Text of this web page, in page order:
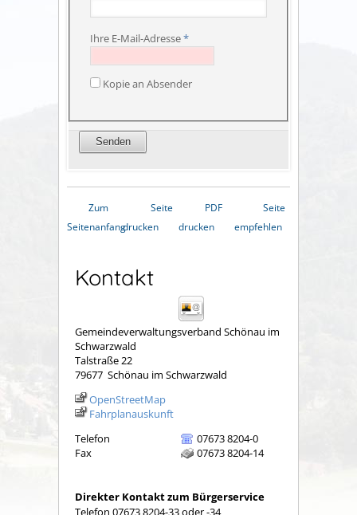
Ihre E-Mail-Adresse*
Kopie an Absender
Zum
Seitenanfang
Seite
drucken
PDF
drucken
Seite
empfehlen
Kontakt
Gemeindeverwaltungsverband Schönau im
Schwarzwald
Talstraße 22
79677 Schönau im Schwarzwald
OpenStreetMap
Fahrplanauskunft
Telefon
07673 8204-0
Fax
07673 8204-14
Direkter Kontakt zum Bürgerservice
Telefon 07673 8204-33 oder -34